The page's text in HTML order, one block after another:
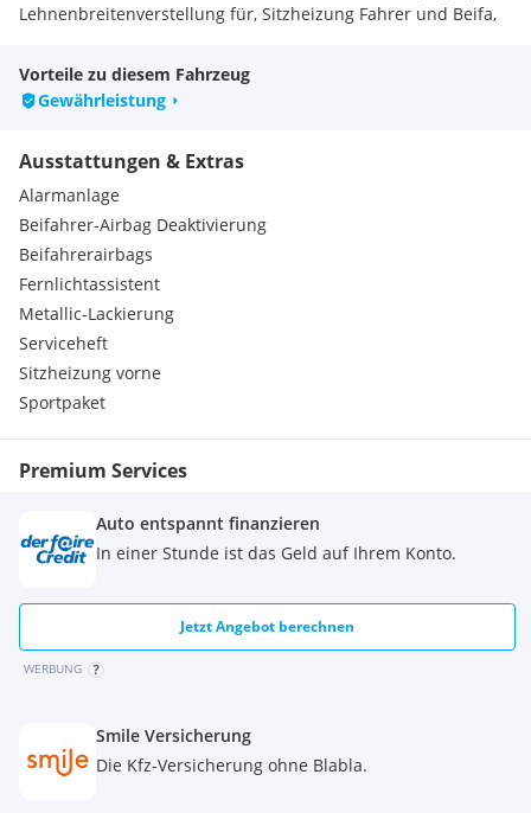
Lehnenbreitenverstellung für, Sitzheizung Fahrer und Beifa,
Profession, Beifahrerairbag-Deaktivierun, Adaptiver LED-
Scheinwerfer, TeleServices, Gesetzlicher Notruf,
ConnectedDrive Services, Connected Package Profession,
Innovationspaket, Komfort paket, Ölwartungsintervall 24
Monat, COC Zusatzumfänge, Automatische Verriegelung be,
Aktiver Fussgängerschutz, Dekodierung Zusatzfunktion,
Steuerung FAS 18, Steuerung Displays,
Deutsche/BA/Serviceheft.
Serienausstattungen:
Leuchtweitenregulierung
5 Sitzplätze
Automatische Heckklappenbetätigung
Begrüßungslicht
BMW Live Cockpit Plus
Center-Lock-Schalter
ConnectedDrive Services
Crash-Sensor
Doppeltonfanfare
Durchladesystem
Fahrerlebnisschalter
Fensterheber, elektrisch
Fußmatten in Velours
Geschwindigkeitsregelung mit Bremsfunktion
Haltegriffe
Vorteile zu diesem Fahrzeug
Gewährleistung
Ausstattungen & Extras
Alarmanlage
Beifahrer-Airbag Deaktivierung
Beifahrerairbags
Fernlichtassistent
Metallic-Lackierung
Serviceheft
Sitzheizung vorne
Sportpaket
Premium Services
Auto entspannt finanzieren
In einer Stunde ist das Geld auf Ihrem Konto.
Jetzt Angebot berechnen
WERBUNG
Smile Versicherung
Die Kfz-Versicherung ohne Blabla.